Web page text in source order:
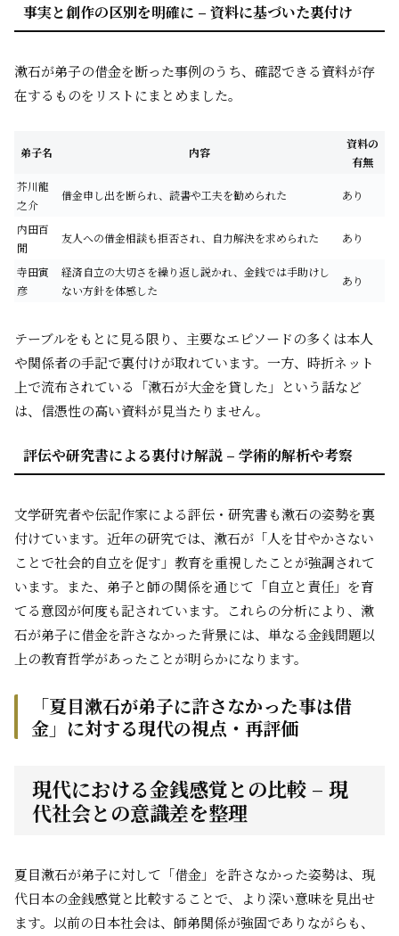
事実と創作の区別を明確に – 資料に基づいた裏付け
漱石が弟子の借金を断った事例のうち、確認できる資料が存
在するものをリストにまとめました。
弟子名 内容
資料の
有無
芥川龍
之介
借金申し出を断られ、読書や工夫を勧められた あり
内田百
閒
友人への借金相談も拒否され、自力解決を求められた あり
寺田寅
彦
経済自立の大切さを繰り返し説かれ、金銭では手助けし
ない方針を体感した
あり
テーブルをもとに見る限り、主要なエピソードの多くは本人
や関係者の手記で裏付けが取れています。一方、時折ネット
上で流布されている「漱石が大金を貸した」という話など
は、信憑性の高い資料が見当たりません。
評伝や研究書による裏付け解説 – 学術的解析や考察
文学研究者や伝記作家による評伝・研究書も漱石の姿勢を裏
付けています。近年の研究では、漱石が「人を甘やかさない
ことで社会的自立を促す」教育を重視したことが強調されて
います。また、弟子と師の関係を通じて「自立と責任」を育
てる意図が何度も記されています。これらの分析により、漱
石が弟子に借金を許さなかった背景には、単なる金銭問題以
上の教育哲学があったことが明らかになります。
「夏目漱石が弟子に許さなかった事は借
金」に対する現代の視点・再評価
現代における金銭感覚との比較 – 現
代社会との意識差を整理
夏目漱石が弟子に対して「借金」を許さなかった姿勢は、現
代日本の金銭感覚と比較することで、より深い意味を見出せ
ます。以前の日本社会は、師弟関係が強固でありながらも、